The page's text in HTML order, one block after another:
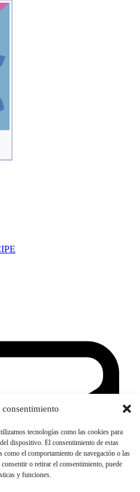
consentimiento
tecnologías como las cookies para
dispositivo. El consentimiento de estas
como el comportamiento de navegación o las
o retirar el consentimiento, puede
y funciones.